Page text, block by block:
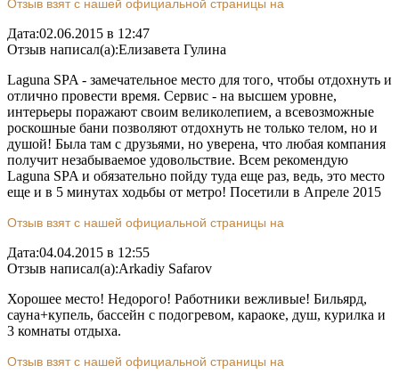
Отзыв взят с нашей официальной страницы на
Дата:02.06.2015 в 12:47
Отзыв написал(а):Eлизавета Гулина
Laguna SPA - замечательное место для того, чтобы отдохнуть и
отлично провести время. Сервис - на высшем уровне,
интерьеры поражают своим великолепием, а всевозможные
роскошные бани позволяют отдохнуть не только телом, но и
душой! Была там с друзьями, но уверена, что любая компания
получит незабываемое удовольствие. Всем рекомендую
Laguna SPA и обязательно пойду туда еще раз, ведь, это место
еще и в 5 минутах ходьбы от метро! Посетили в Апреле 2015
Отзыв взят с нашей официальной страницы на
Дата:04.04.2015 в 12:55
Отзыв написал(а):Arkadiy Safarov
Хорошее место! Недорого! Работники вежливые! Бильярд,
сауна+купель, бассейн с подогревом, караоке, душ, курилка и
3 комнаты отдыха.
Отзыв взят с нашей официальной страницы на